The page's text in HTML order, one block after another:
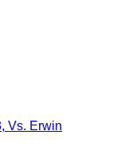
Vs. Erwin